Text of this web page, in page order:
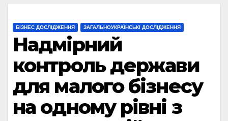
БІЗНЕС ДОСЛІДЖЕННЯ ЗАГАЛЬНОУКРАЇНСЬКІ ДОСЛІДЖЕННЯ
Надмірний
контроль держави
для малого бізнесу
на одному рівні з